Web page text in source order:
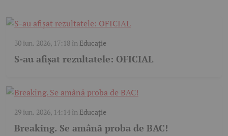
30 iun. 2026, 17:18în Educație
S-au afișat rezultatele: OFICIAL
29 iun. 2026, 14:14în Educație
Breaking. Se amână proba de BAC!